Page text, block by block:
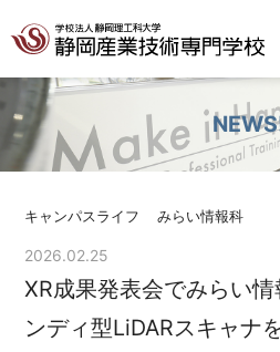
キャンパスライフ みらい情報科
2026.02.25
XR成果発表会でみらい
ンディ型LiDARスキャナ